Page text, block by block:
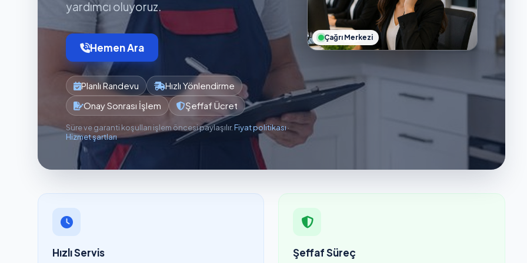
yardımcı oluyoruz.
Hemen Ara
Planlı Randevu
Hızlı Yönlendirme
Onay Sonrası İşlem
Şeffaf Ücret
Süre ve garanti koşulları işlem öncesi paylaşılır. Fiyat politikası·
Hizmet şartları
Çağrı Merkezi
Hızlı Servis Şeffaf Süreç